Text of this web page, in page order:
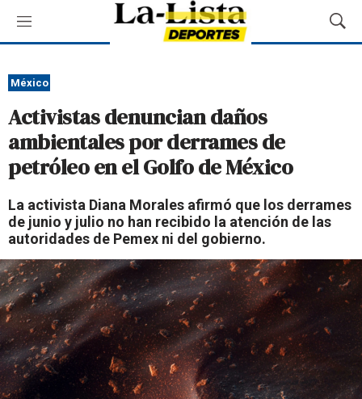
M
e
ú
M
o
q
u
a
México
Activistas denuncian daños
ambientales por derrames de
petróleo en el Golfo de México
La activista Diana Morales afirmó que los derrames
de junio y julio no han recibido la atención de las
autoridades de Pemex ni del gobierno.